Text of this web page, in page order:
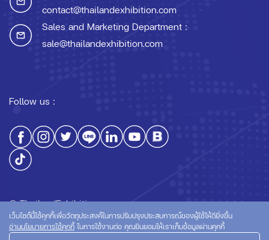
contact@thailandexhibition.com
Sales and Marketing Department :
sale@thailandexhibition.com
Follow us :
© ThailandExhibition.com
เว็บไซต์นี้ใช้คุกกี้เพื่อวัตถุประสงค์ในการปรับปรุงประสบการณ์ของผู้ใช้ให้ดียิ่งขึ้น
อ่านนโยบายการใช้คุกกี้ ในการใช้งานต่อ คุณยินยอมให้เราเก็บข้อมูลผ่านคุกกี้